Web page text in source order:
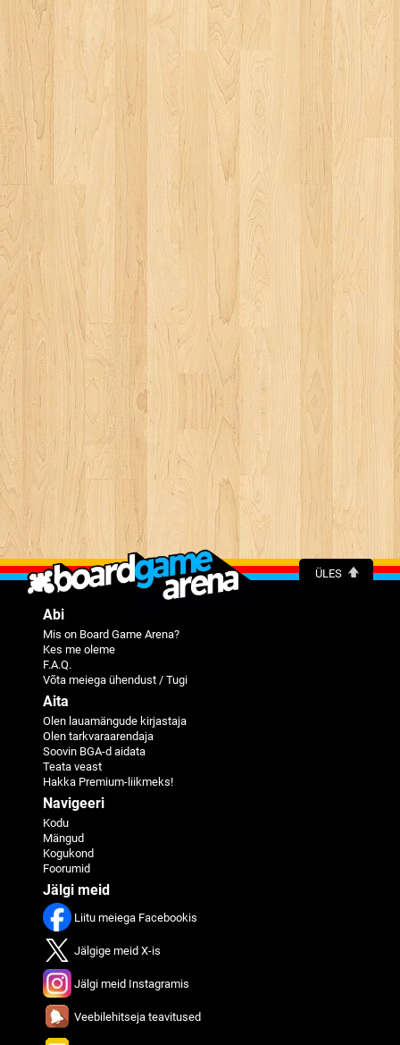
ÜLES
Abi
Mis on Board Game Arena?
Kes me oleme
F.A.Q.
Võta meiega ühendust / Tugi
Aita
Olen lauamängude kirjastaja
Olen tarkvaraarendaja
Soovin BGA-d aidata
Teata veast
Hakka Premium-liikmeks!
Navigeeri
Kodu
Mängud
Kogukond
Foorumid
Jälgi meid
Liitu meiega Facebookis
Jälgige meid X-is
Jälgi meid Instagramis
Veebilehitseja teavitused